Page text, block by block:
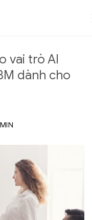
vai trò AI
dành cho